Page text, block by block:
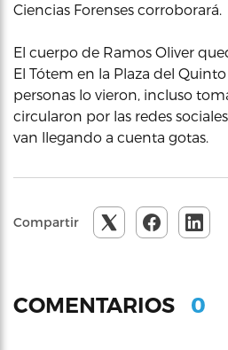
Ciencias Forenses corroborará.
El cuerpo de Ramos Oliver
El Tótem en la Plaza del
personas lo vieron, incluso
circularon por las redes
van llegando a cuenta gotas.
Compartir
COMENTARIOS 0